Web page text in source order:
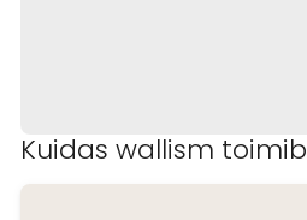
Kuidas wallism toimib